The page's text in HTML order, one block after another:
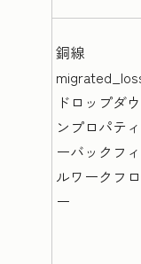
銅線
ドロップダウ
ンプロパティ
ーバックフィ
ルワークフロ
ー